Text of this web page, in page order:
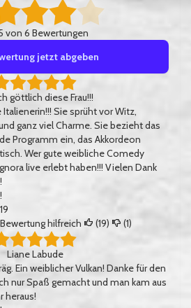
von 6 Bewertungen
jetzt abgeben
göttlich diese Frau!!!
Sie sprüht vor Witz,
ganz viel Charme. Sie bezieht das
Programm ein, das Akkordeon
Wer gute weibliche Comedy
live erlebt haben!!! Vielen Dank
hilfreich (19) (1)
Liane Labude
Ein weiblicher Vulkan! Danke für den
nur Spaß gemacht und man kam aus
heraus!